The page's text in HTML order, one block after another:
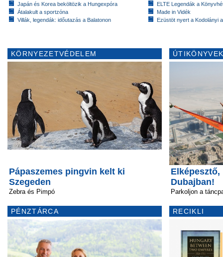
Japán és Korea beköltözik a Hungexpóra
Átalakult a sportzóna
Villák, legendák: időutazás a Balatonon
ELTE Legendák a
Made in Vidék
Ezüstöt nyert a Kodolányi
KÖRNYEZETVÉDELEM
Pápaszemes pingvin kelt ki
Szegeden
Zebra és Pimpó
PÉNZTÁRCA
Dubajban!
Parkoljon a
RECIKLI